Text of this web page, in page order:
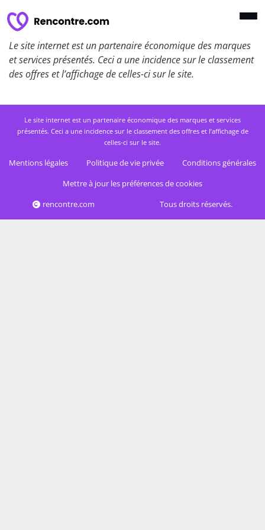
Le site internet est un partenaire économique des marques
et services présentés. Ceci a une incidence sur le classement
des offres et l’affichage de celles-ci sur le site.
Le site internet est un partenaire économique des marques et services
présentés. Ceci a une incidence sur le classement des offres et l’affichage de
celles-ci sur le site.
Mentions légales Politique de vie privée
Conditions générales
Mettre à jour les préférences de cookies
rencontre.com
Tous droits réservés.